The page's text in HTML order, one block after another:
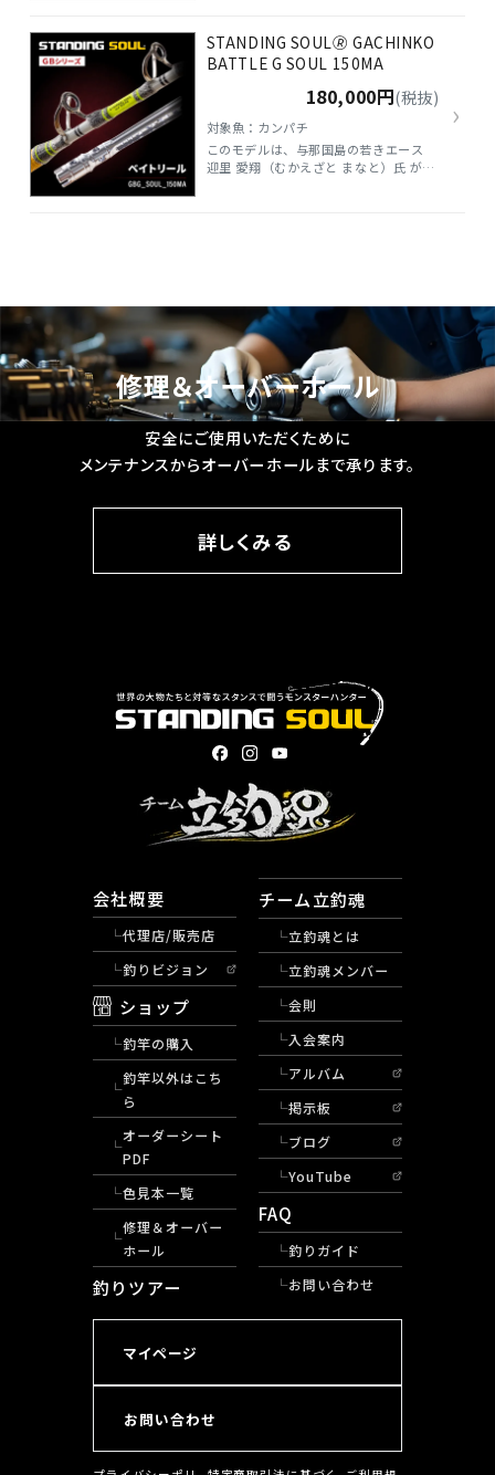
に対応する為に開発誕生した竿です。 タ
ーゲットはsoul160と同じく幅広いター
ゲットに対応します。
STANDING SOUL🄬 GACHINKO
BATTLE G SOUL 150MA
180,000円(税抜)
対象魚：カンパチ
このモデルは、与那国島の若きエース
迎里 愛翔（むかえざと まなと）氏 が、
›
修理＆オーバーホール
安全にご使用いただくために
メンテナンスからオーバーホールまで承ります。
詳しくみる
会社概要
代理店/販売店
釣りビジョン
ショップ
釣竿の購入
釣竿以外はこち
ら
オーダーシート
PDF
色見本一覧
修理＆オーバー
ホール
釣りツアー
チーム立釣魂
立釣魂とは
立釣魂メンバー
会則
入会案内
アルバム
掲示板
ブログ
YouTube
FAQ
釣りガイド
お問い合わせ
マイページ
お問い合わせ